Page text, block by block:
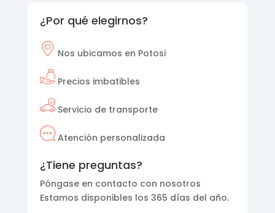
¿Por qué elegirnos?
Nos ubicamos en Potosi
Precios imbatibles
Servicio de transporte
Atención personalizada
¿Tiene preguntas?
Póngase en contacto con nosotros
Estamos disponibles los 365 días del año.